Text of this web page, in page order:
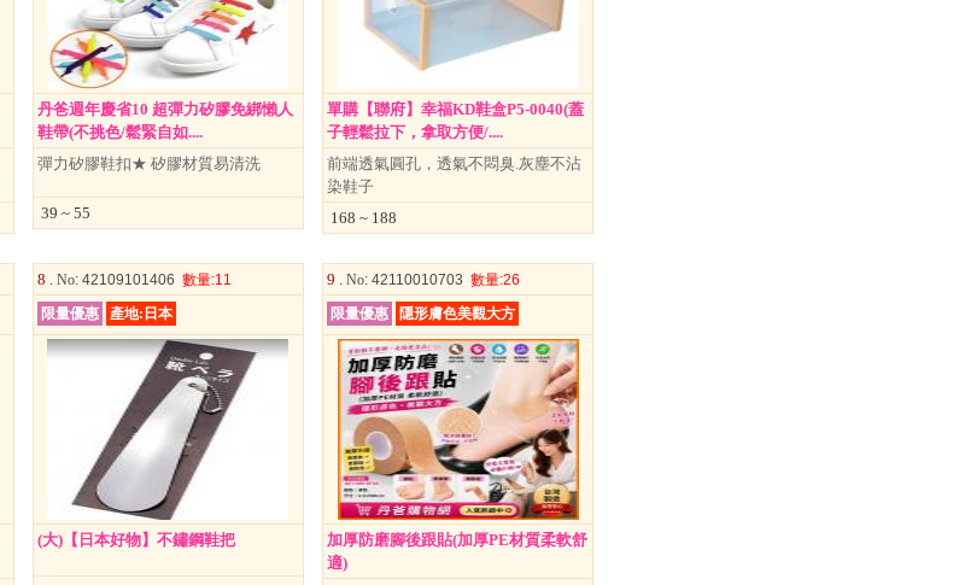
丹爸週年慶省10 超彈力矽膠免綁懶人
鞋帶(不挑色/鬆緊自如....
彈力矽膠鞋扣★ 矽膠材質易清洗
39 ~ 55
單購【聯府】幸福KD鞋盒P5-0040(蓋
子輕鬆拉下，拿取方便/....
前端透氣圓孔，透氣不悶臭.灰塵不沾
染鞋子
168 ~ 188
8 .No: 42109101406 數量:11
限量優惠
產地:日本
(大)【日本好物】不鏽鋼鞋把
9 . No: 42110010703 數量:26
限量優惠
隱形膚色美觀大方
加厚防磨腳後跟貼(加厚PE材質柔軟舒
適)